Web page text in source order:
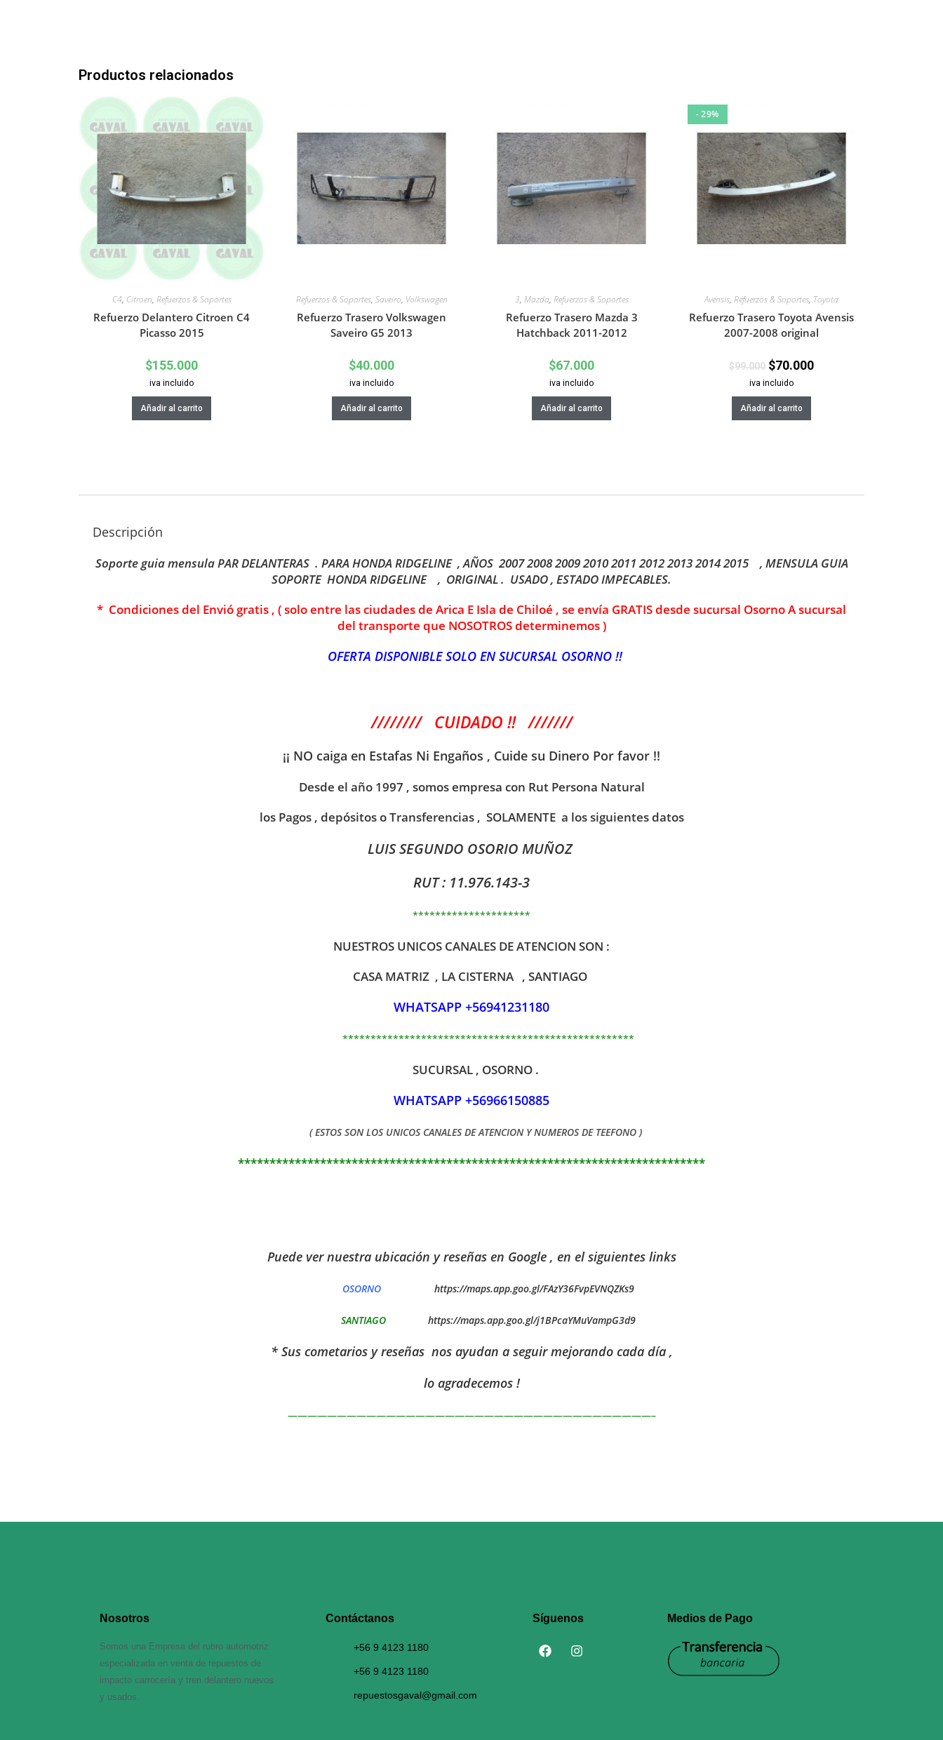
Productos relacionados
C4, Citroen, Refuerzos & Soportes
Refuerzo Delantero Citroen C4
Picasso 2015
$155.000
iva incluido
Añadir al carrito
Refuerzos & Soportes, Saveiro, Volkswagen
Refuerzo Trasero Volkswagen
Saveiro G5 2013
$40.000
iva incluido
Añadir al carrito
3, Mazda, Refuerzos & Soportes
Refuerzo Trasero Mazda 3
Hatchback 2011-2012
$67.000
iva incluido
Añadir al carrito
- 29%
Avensis, Refuerzos & Soportes, Toyota
Refuerzo Trasero Toyota Avensis
2007-2008 original
$99.000 $70.000
iva incluido
Añadir al carrito
Descripción
Soporte guia mensula PAR DELANTERAS . PARA HONDA RIDGELINE , AÑOS 2007 2008 2009 2010 2011 2012 2013 2014 2015 , MENSULA GUIA
SOPORTE HONDA RIDGELINE , ORIGINAL . USADO , ESTADO IMPECABLES.
* Condiciones del Envió gratis , ( solo entre las ciudades de Arica E Isla de Chiloé , se envía GRATIS desde sucursal Osorno A sucursal
del transporte que NOSOTROS determinemos )
OFERTA DISPONIBLE SOLO EN SUCURSAL OSORNO !!
//////// CUIDADO !! ///////
¡¡ NO caiga en Estafas Ni Engaños , Cuide su Dinero Por favor !!
Desde el año 1997 , somos empresa con Rut Persona Natural
los Pagos , depósitos o Transferencias , SOLAMENTE a los siguientes datos
LUIS SEGUNDO OSORIO MUÑOZ
RUT : 11.976.143-3
*********************
NUESTROS UNICOS CANALES DE ATENCION SON :
CASA MATRIZ , LA CISTERNA , SANTIAGO
WHATSAPP +56941231180
****************************************************
SUCURSAL , OSORNO .
WHATSAPP +56966150885
( ESTOS SON LOS UNICOS CANALES DE ATENCION Y NUMEROS DE TEEFONO )
**************************************************************************
Puede ver nuestra ubicación y reseñas en Google , en el siguientes links
OSORNO https://maps.app.goo.gl/FAzY36FvpEVNQZKs9
SANTIAGO https://maps.app.goo.gl/j1BPcaYMuVampG3d9
* Sus cometarios y reseñas nos ayudan a seguir mejorando cada día ,
lo agradecemos !
—————————————————————————————————————–
Nosotros
Somos una Empresa del rubro automotriz
especializada en venta de repuestos de
impacto carrocería y tren delantero nuevos
y usados.
Contáctanos​
+56 9 4123 1180
+56 9 4123 1180
repuestosgaval@gmail.com
Síguenos Medios de Pago